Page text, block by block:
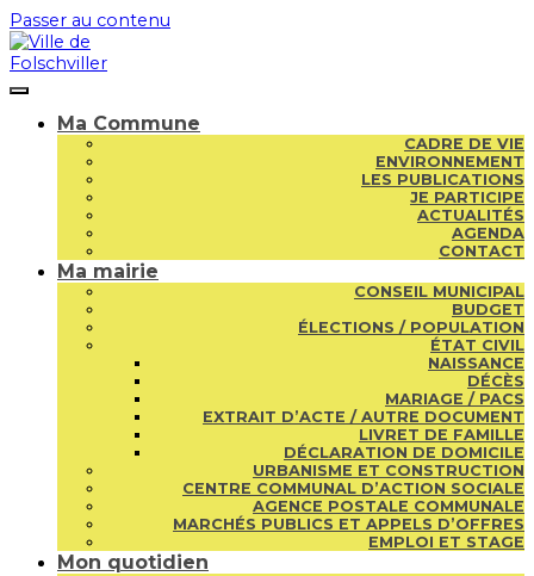
Passer au contenu
Ma Commune
CADRE DE VIE
ENVIRONNEMENT
LES PUBLICATIONS
JE PARTICIPE
ACTUALITÉS
AGENDA
CONTACT
Ma mairie
CONSEIL MUNICIPAL
BUDGET
ÉLECTIONS / POPULATION
ÉTAT CIVIL
NAISSANCE
DÉCÈS
MARIAGE / PACS
EXTRAIT D’ACTE / AUTRE DOCUMENT
LIVRET DE FAMILLE
DÉCLARATION DE DOMICILE
URBANISME ET CONSTRUCTION
CENTRE COMMUNAL D’ACTION SOCIALE
AGENCE POSTALE COMMUNALE
MARCHÉS PUBLICS ET APPELS D’OFFRES
EMPLOI ET STAGE
Mon quotidien